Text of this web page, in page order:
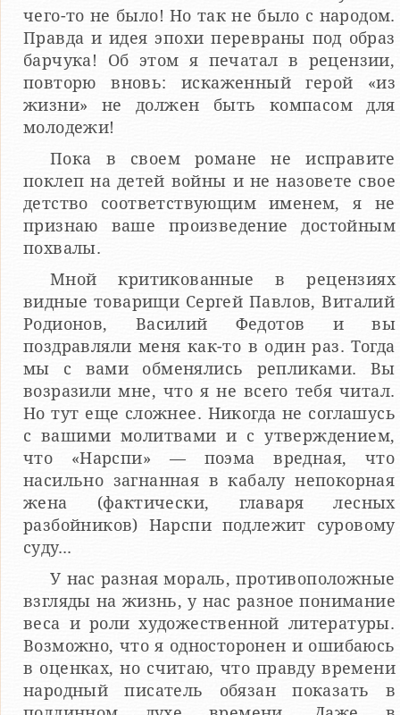
чего-то не было! Но так не было с народом.
Правда и идея эпохи перевраны под образ
барчука! Об этом я печатал в рецензии,
повторю вновь: искаженный герой «из
жизни» не должен быть компасом для
молодежи!
Пока в своем романе не исправите
поклеп на детей войны и не назовете свое
детство соответствующим именем, я не
признаю ваше произведение достойным
похвалы.
Мной критикованные в рецензиях
видные товарищи Сергей Павлов, Виталий
Родионов, Василий Федотов и вы
поздравляли меня как-то в один раз. Тогда
мы с вами обменялись репликами. Вы
возразили мне, что я не всего тебя читал.
Но тут еще сложнее. Никогда не соглашусь
с вашими молитвами и с утверждением,
что «Нарспи» — поэма вредная, что
насильно загнанная в кабалу непокорная
жена (фактически, главаря лесных
разбойников) Нарспи подлежит суровому
суду...
У нас разная мораль, противоположные
взгляды на жизнь, у нас разное понимание
веса и роли художественной литературы.
Возможно, что я односторонен и ошибаюсь
в оценках, но считаю, что правду времени
народный писатель обязан показать в